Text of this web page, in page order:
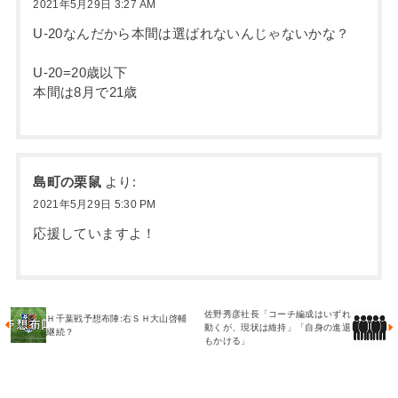
2021年5月29日 3:27 AM
U-20なんだから本間は選ばれないんじゃないかな？
U-20=20歳以下
本間は8月で21歳
島町の栗鼠 より:
2021年5月29日 5:30 PM
応援していますよ！
Ｈ千葉戦予想布陣:右ＳＨ大山啓輔
継続？
佐野秀彦社長「コーチ編成はいずれ
動くが、現状は維持」「自身の進退
もかける」